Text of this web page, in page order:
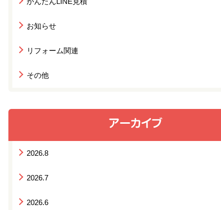
お知らせ
リフォーム関連
その他
2026.8
2026.7
2026.6